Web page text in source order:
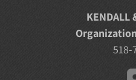
KENDALL
518-